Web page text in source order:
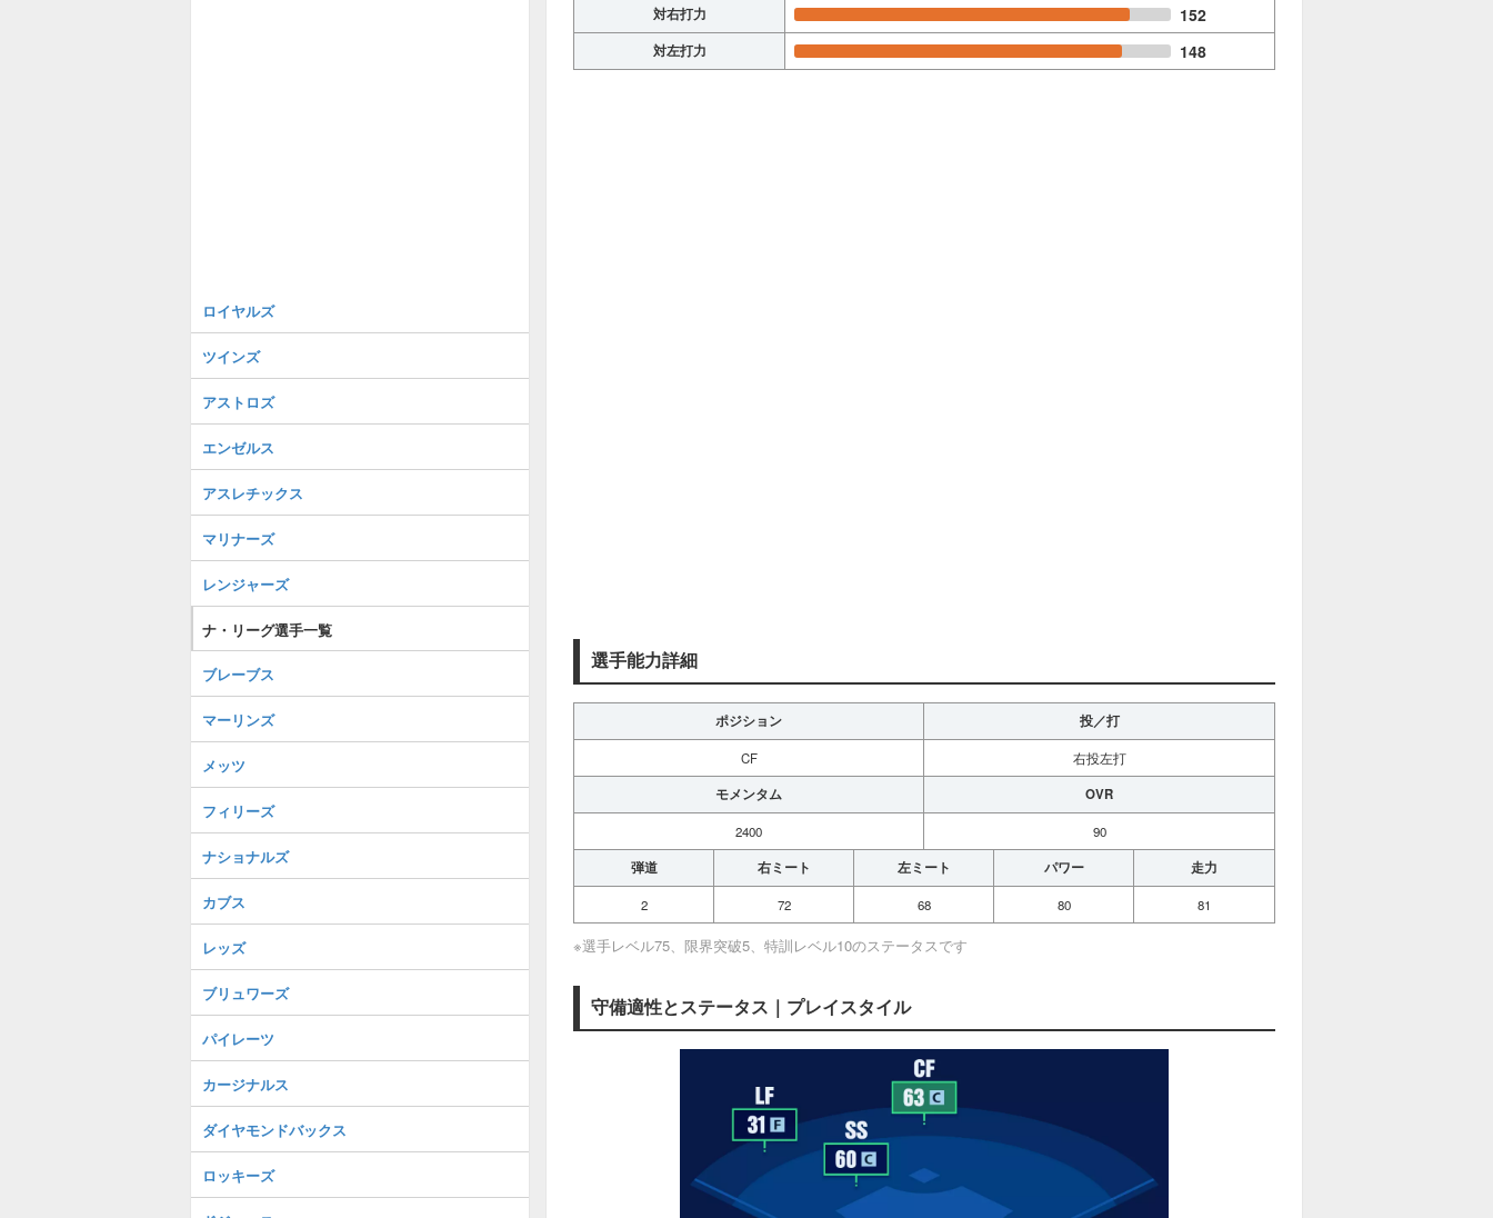
対右打力
152
対左打力 148
選手能力詳細
ポジション 投／打
CF 右投左打
モメンタム OVR
2400 90
弾道 右ミート 左ミート パワー 走力
2 72 68 80 81
※選手レベル75、限界突破5、特訓レベル10のステータスです
守備適性とステータス｜プレイスタイル
ロイヤルズ
ツインズ
アストロズ
エンゼルス
アスレチックス
マリナーズ
レンジャーズ
ナ・リーグ選手一覧
ブレーブス
マーリンズ
メッツ
フィリーズ
ナショナルズ
カブス
レッズ
ブリュワーズ
パイレーツ
カージナルス
ダイヤモンドバックス
ロッキーズ